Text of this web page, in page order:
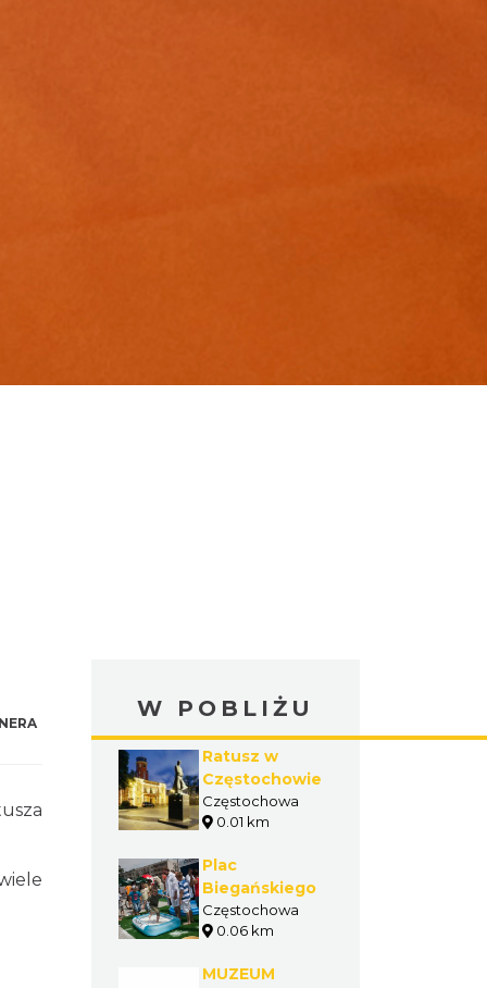
W POBLIŻU
Ratusz w
Częstochowie
Częstochowa
0.01 km
Plac
Biegańskiego
Częstochowa
0.06 km
MUZEUM